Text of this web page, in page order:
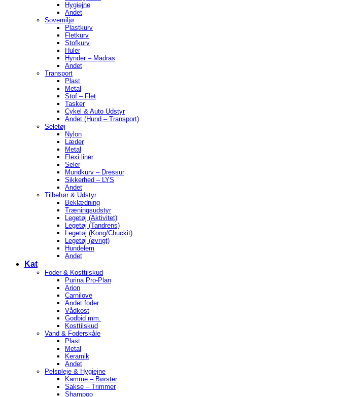
Hygiejne
Andet
Sovemiljø
Plastkurv
Fletkurv
Stofkurv
Huler
Hynder – Madras
Andet
Transport
Plast
Metal
Stof – Flet
Tasker
Cykel & Auto Udstyr
Andet (Hund – Transport)
Seletøj
Nylon
Læder
Metal
Flexi liner
Seler
Mundkurv – Dressur
Sikkerhed – LYS
Andet
Tilbehør & Udstyr
Beklædning
Træningsudstyr
Legetøj (Aktivitet)
Legetøj (Tandrens)
Legetøj (Kong/Chuckit)
Legetøj (øvrigt)
Hundelem
Andet
Kat
Foder & Kosttilskud
Purina Pro-Plan
Arion
Carnilove
Andet foder
Vådkost
Godbid mm.
Kosttilskud
Vand & Foderskåle
Plast
Metal
Keramik
Andet
Pelspleje & Hygiejne
Kamme – Børster
Sakse – Trimmer
Shampoo